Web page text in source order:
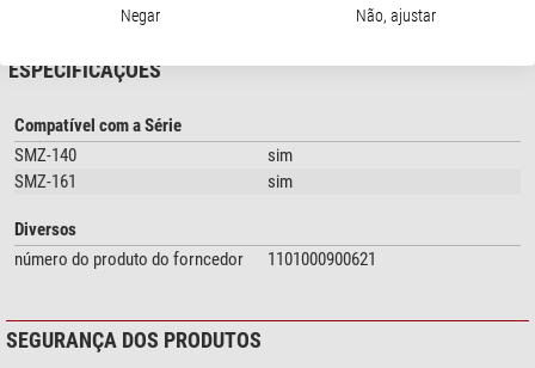
ESPECIFICAÇÕES
Compatível com a Série
SMZ-140
sim
SMZ-161
sim
Diversos
número do produto do forncedor
1101000900621
SEGURANÇA DOS PRODUTOS
Negar Não, ajustar